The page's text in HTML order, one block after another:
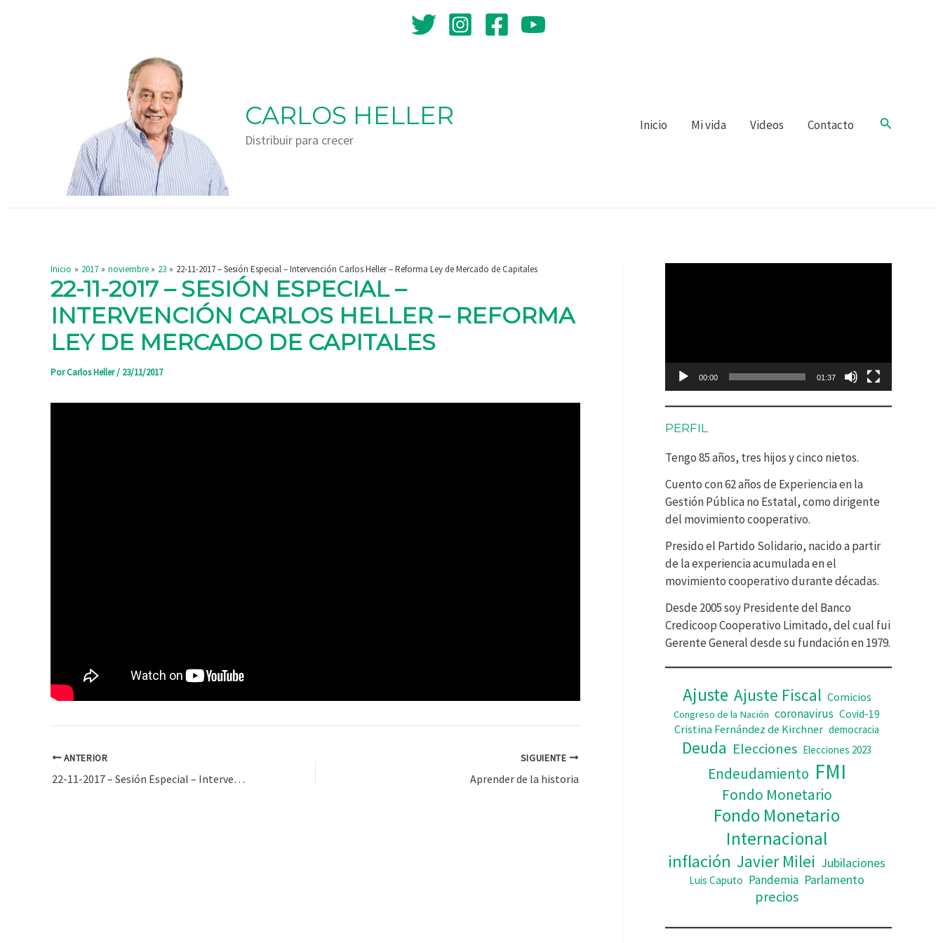
CARLOS HELLER
Distribuir para crecer
Inicio Mi vida Videos Contacto Buscar
Inicio 2017 noviembre 23 22-11-2017 – Sesión Especial – Intervención Carlos Heller – Reforma Ley de Mercado de Capitales
22-11-2017 – SESIÓN ESPECIAL –
INTERVENCIÓN CARLOS HELLER – REFORMA
LEY DE MERCADO DE CAPITALES
PorCarlos Heller/ 23/11/2017
ANTERIOR
22-11-2017 – Sesión Especial – Intervención Carlos Heller – Ley de Defensa de la Competencia
SIGUIENTE
Aprender de la historia
d
t
o
e
v
í
d
00:00 01:37
PERFIL
Tengo 85 años, tres hijos y cinco nietos.
Cuento con 62 años de Experiencia en la
Gestión Pública no Estatal, como dirigente
del movimiento cooperativo.
Presido el Partido Solidario, nacido a partir
de la experiencia acumulada en el
movimiento cooperativo durante décadas.
Desde 2005 soy Presidente del Banco
Credicoop Cooperativo Limitado, del cual fui
Gerente General desde su fundación en 1979.
Ajuste Ajuste Fiscal Comicios
Congreso de la Nación coronavirus Covid-19
Cristina Fernández de Kirchner democracia
Deuda Elecciones Elecciones 2023
Endeudamiento FMI
Fondo Monetario
Fondo Monetario
Internacional
inflación Javier Milei Jubilaciones
Luis Caputo Pandemia Parlamento
precios